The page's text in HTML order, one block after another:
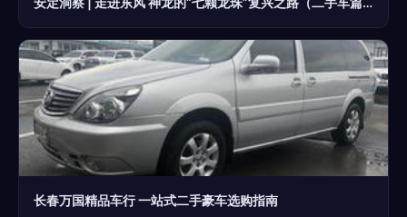
长春万国精品车行 一站式二手豪车选购指南